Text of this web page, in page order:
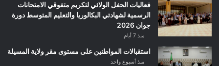
فعاليات الحفل الولائي لتكريم متفوقي الامتحانات
الرسمية لشهادتي البكالوريا والتعليم المتوسط دورة
جوان 2026
منذ 7 أيام
استقبالات المواطنين على مستوى مقر ولاية المسيلة
منذ أسبوع واحد